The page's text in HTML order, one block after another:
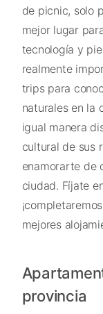
de picnic, solo
mejor lugar
tecnología y
realmente
trips para
naturales en la
igual manera
cultural de sus
enamorarte de
ciudad. Fíjate
mejores
provincia